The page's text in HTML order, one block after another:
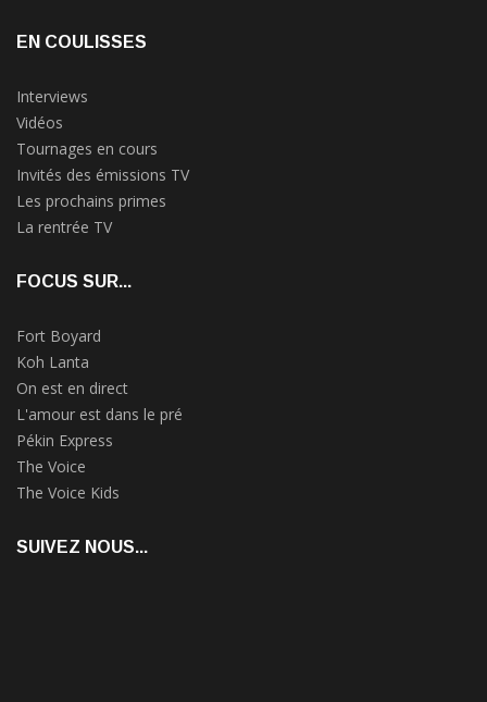
EN COULISSES
Interviews
Vidéos
Tournages en cours
Invités des émissions TV
Les prochains primes
La rentrée TV
FOCUS SUR...
Fort Boyard
Koh Lanta
On est en direct
L'amour est dans le pré
Pékin Express
The Voice
The Voice Kids
SUIVEZ NOUS...